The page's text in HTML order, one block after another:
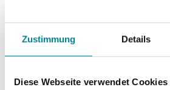
Zustimmung Details
Diese Webseite verwendet Cookies
Veröffentlicht am 19. Mai 2017
Burkhart, Oberarzt